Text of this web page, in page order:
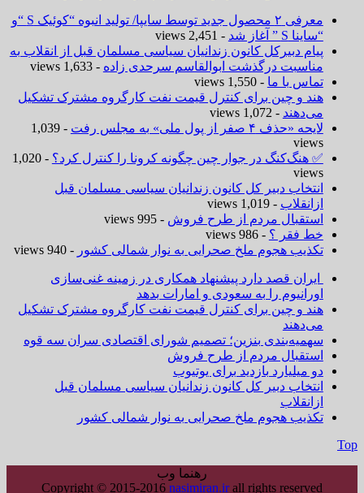
معرفی ۲ محصول جدید توسط سایپا/ تولید انبوه “کوئیک S “و
“ساینا S ” آغاز شد
- 2,451 views
پیام دبیرکل کانون زندانیان سیاسی مسلمان قبل از انقلاب به
مناسبت درگذشت ابوالقاسم سرحدی زاده - 1,633 views
تماس با ما - 1,550 views
هند و چین برای کنترل قیمت نفت کارگروه مشترک تشکیل
می‌دهند - 1,072 views
لایحه «حذف ۴ صفر از پول ملی» به مجلس رفت
- 1,039
views
✅ هنگ‌کنگ در جوار چین چگونه کرونا را کنترل کرد؟
- 1,020
views
انتخاب دبیر کل کانون زندانیان سیاسی مسلمان قبل
ازانقلاب - 1,019 views
استقبال مردم از طرح فروش - 995 views
خط فقر ؟ - 986 views
تکذیب هجوم ملخ صحرایی به نوار شمالی کشور - 940 views
ایران قصد دارد پیشنهاد همکاری در زمینه غنی‌سازی
اورانیوم را به سعودی و امارات بدهد
هند و چین برای کنترل قیمت نفت کارگروه مشترک تشکیل
می‌دهند
سهمیه‌بندی بنزین؛ تصمیم شورای اقتصادی سران سه قوه
استقبال مردم از طرح فروش
دو میلیارد بازدید برای یوتیوب
انتخاب دبیر کل کانون زندانیان سیاسی مسلمان قبل
ازانقلاب
تکذیب هجوم ملخ صحرایی به نوار شمالی کشور
Top
رهنما وب
Copyright © 2015-2016 nasimiran.irall rights reserved